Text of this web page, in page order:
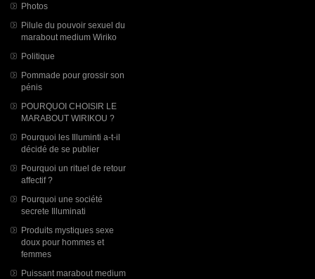
Photos
Pilule du pouvoir sexuel du
marabout medium Wiriko
Politique
Pommade pour grossir son
pénis
POURQUOI CHOISIR LE
MARABOUT WIRIKOU ?
Pourquoi les Illuminti a-t-il
décidé de se publier
Pourquoi un rituel de retour
affectif ?
Pourquoi une société
secrete Illuminati
Produits mystiques sexe
doux pour hommes et
femmes
Puissant marabout medium